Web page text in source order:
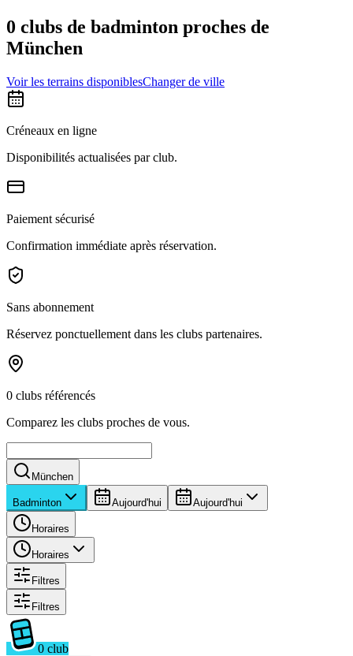
0 clubs de badminton proches de
München
Voir les terrains disponiblesChanger de ville
Créneaux en ligne
Disponibilités actualisées par club.
Paiement sécurisé
Confirmation immédiate après réservation.
Sans abonnement
Réservez ponctuellement dans les clubs partenaires.
0 clubs référencés
Comparez les clubs proches de vous.
München
Badminton Aujourd'hui Aujourd'hui
Horaires
Horaires
Filtres
Filtres
0 club